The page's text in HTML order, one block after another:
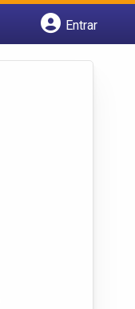
Entrar